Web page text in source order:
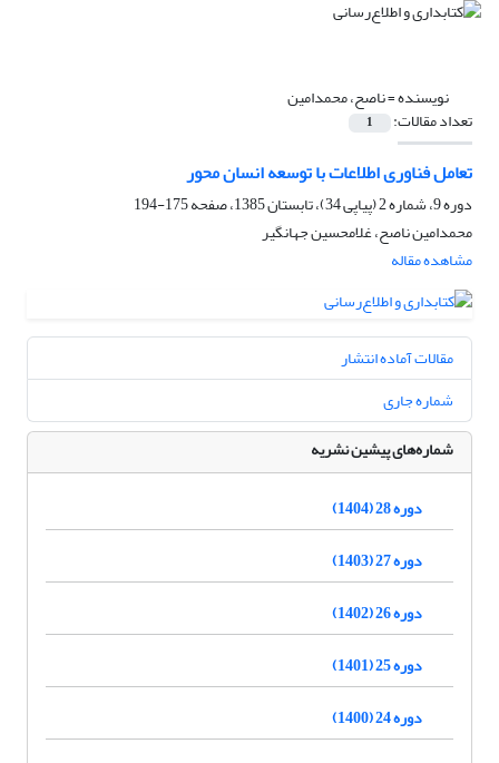
نویسنده =ناصح، محمدامین
تعداد مقالات: 1
تعامل فناوری اطلاعات با توسعه انسان محور
دوره 9، شماره 2 (پیاپی 34)، تابستان 1385، صفحه
175-194
محمدامین ناصح، غلامحسین جهانگیر
مشاهده مقاله
مقالات آماده انتشار
شماره جاری
شماره‌های پیشین نشریه
دوره 28 (1404)
دوره 27 (1403)
دوره 26 (1402)
دوره 25 (1401)
دوره 24 (1400)